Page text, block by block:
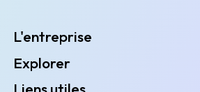
L'entreprise
Explorer